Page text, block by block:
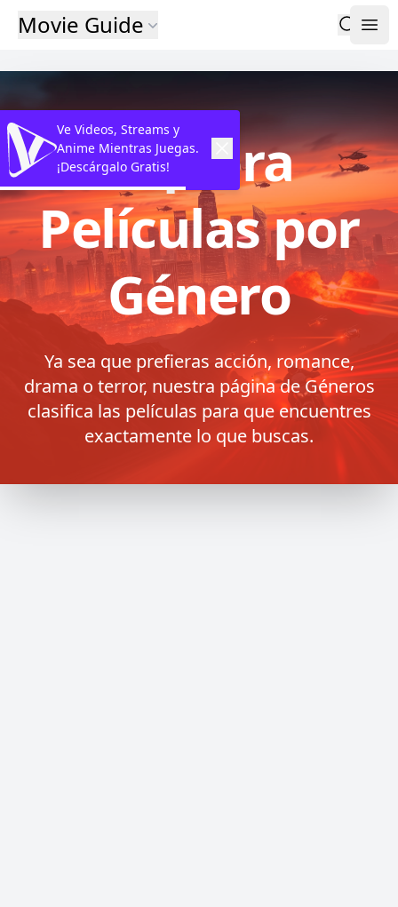
Movie Guide
Explora
Películas por
Género
Ya sea que prefieras acción, romance,
drama o terror, nuestra página de Géneros
clasifica las películas para que encuentres
exactamente lo que buscas.
Ve Videos, Streams y
Anime Mientras Juegas.
¡Descárgalo Gratis!